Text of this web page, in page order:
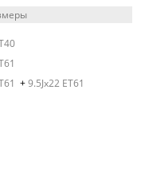
+9.5Jx22 ET61